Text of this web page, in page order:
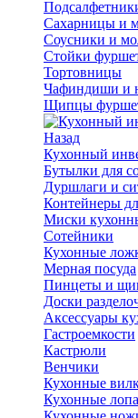
Сахарницы и
Соусники и
Стойки
Тортовницы
Чафиндиши и
Щипцы
Назад
Кухонный
Бутылки для
Дуршлаги и
Контейнеры
Миски
Сотейники
Кухонные
Мерная посуда
Пинцеты и
Доски
Аксессуары
Гастроемкости
Кастрюли
Венчики
Кухонные
Кухонные